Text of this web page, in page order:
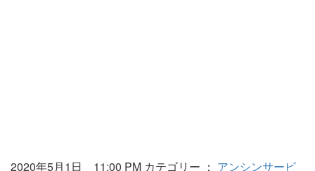
2020年5月1日 11:00 PM カテゴリー ： アンシンサービ